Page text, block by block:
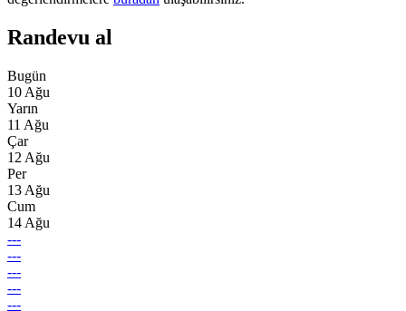
Randevu al
Bugün
10 Ağu
Yarın
11 Ağu
Çar
12 Ağu
Per
13 Ağu
Cum
14 Ağu
---
---
---
---
---